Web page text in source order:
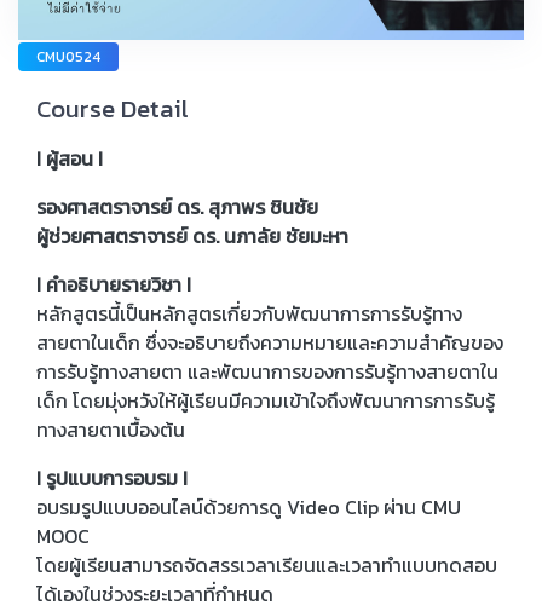
CMU0524
Course Detail
I ผู้สอน I
รองศาสตราจารย์ ดร. สุภาพร ชินชัย
ผู้ช่วยศาสตราจารย์ ดร. นภาลัย ชัยมะหา
I คำอธิบายรายวิชา I
หลักสูตรนี้เป็นหลักสูตรเกี่ยวกับพัฒนาการการรับรู้ทาง
สายตาในเด็ก ซึ่งจะอธิบายถึงความหมายและความสำคัญของ
การรับรู้ทางสายตา และพัฒนาการของการรับรู้ทางสายตาใน
เด็ก โดยมุ่งหวังให้ผู้เรียนมีความเข้าใจถึงพัฒนาการการรับรู้
ทางสายตาเบื้องต้น
I รูปแบบการอบรม I
อบรมรูปแบบออนไลน์ด้วยการดู Video Clip ผ่าน CMU
MOOC
โดยผู้เรียนสามารถจัดสรรเวลาเรียนและเวลาทำแบบทดสอบ
ได้เองในช่วงระยะเวลาที่กำหนด